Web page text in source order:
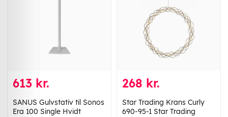
613 kr.
SANUS Gulvstativ til Sonos
Era 100 Single Hvidt
268 kr.
Star Trading Krans Curly
690-95-1 Star Trading